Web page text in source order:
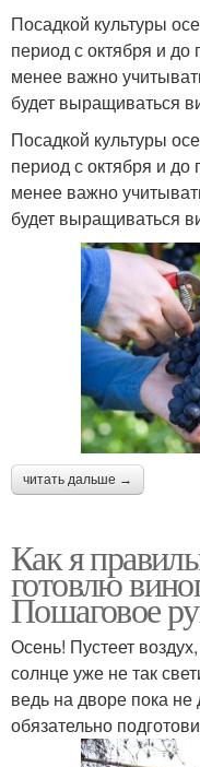
Посадкой культуры
период с октября и
менее важно
будет выращиваться
Посадкой культуры
период с октября и
менее важно
будет выращиваться
читать дальше →
Как я
готовлю
Пошаговое
Осень! Пустеет
солнце уже не так
ведь на дворе пока
обязательно